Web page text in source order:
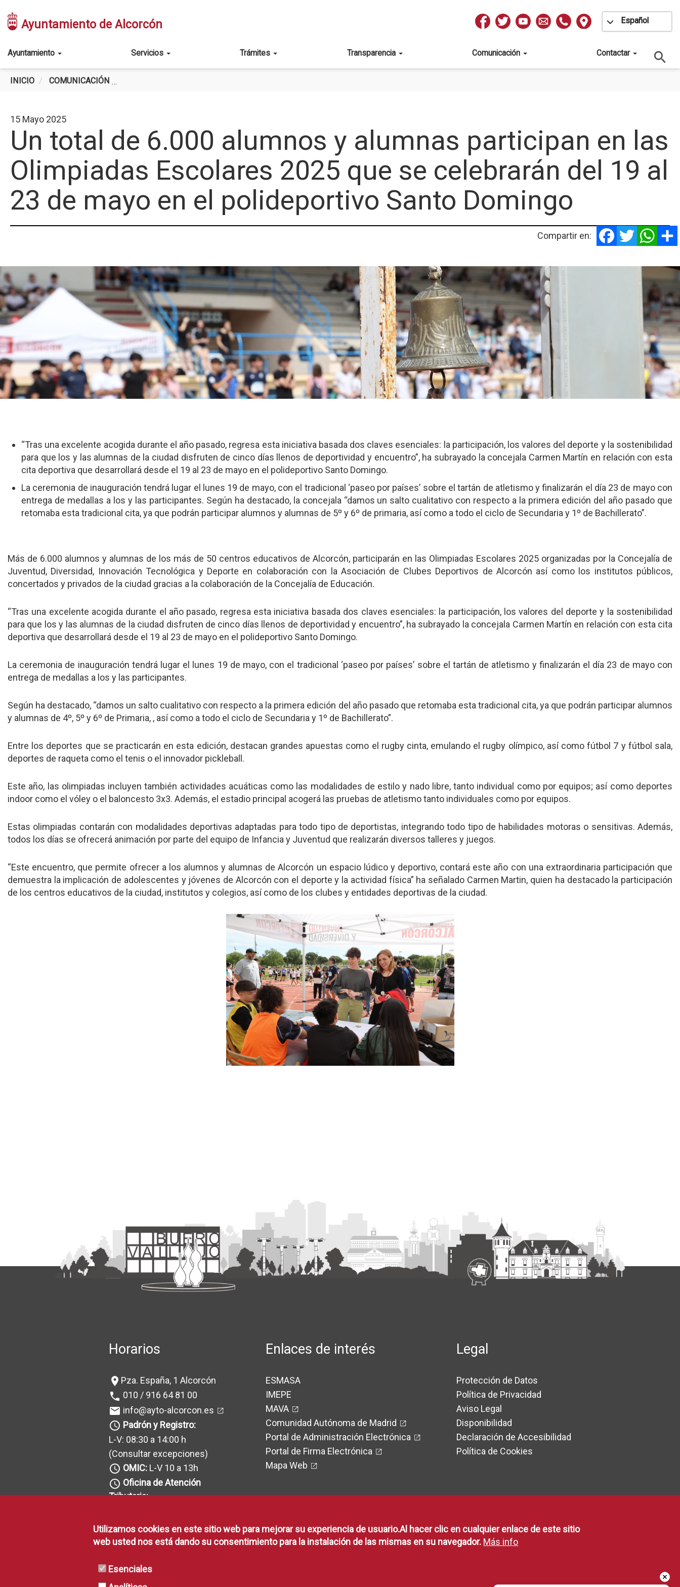
contenido
Ayuntamiento de Alcorcón
Redes
Sociales
Español
Toggle
Main
navigation
Ayuntamiento Servicios Trámites Transparencia Comunicación Contactar
INICIO COMUNICACIÓN
15 Mayo 2025
Un total de 6.000 alumnos y alumnas participan en las
Olimpiadas Escolares 2025 que se celebrarán del 19 al
23 de mayo en el polideportivo Santo Domingo
Compartir en:
Facebook
Twitter
“Tras una excelente acogida durante el año pasado, regresa esta iniciativa basada dos claves esenciales: la participación, los valores del deporte y la sostenibilidad
para que los y las alumnas de la ciudad disfruten de cinco días llenos de deportividad y encuentro”, ha subrayado la concejala Carmen Martín en relación con esta
cita deportiva que desarrollará desde el 19 al 23 de mayo en el polideportivo Santo Domingo.
La ceremonia de inauguración tendrá lugar el lunes 19 de mayo, con el tradicional ‘paseo por países’ sobre el tartán de atletismo y finalizarán el día 23 de mayo con
entrega de medallas a los y las participantes. Según ha destacado, la concejala “damos un salto cualitativo con respecto a la primera edición del año pasado que
retomaba esta tradicional cita, ya que podrán participar alumnos y alumnas de 5º y 6º de primaria, así como a todo el ciclo de Secundaria y 1º de Bachillerato”.
Más de 6.000 alumnos y alumnas de los más de 50 centros educativos de Alcorcón, participarán en las Olimpiadas Escolares 2025 organizadas por la Concejalía de
Juventud, Diversidad, Innovación Tecnológica y Deporte en colaboración con la Asociación de Clubes Deportivos de Alcorcón así como los institutos públicos,
concertados y privados de la ciudad gracias a la colaboración de la Concejalía de Educación.
“Tras una excelente acogida durante el año pasado, regresa esta iniciativa basada dos claves esenciales: la participación, los valores del deporte y la sostenibilidad
para que los y las alumnas de la ciudad disfruten de cinco días llenos de deportividad y encuentro”, ha subrayado la concejala Carmen Martín en relación con esta cita
deportiva que desarrollará desde el 19 al 23 de mayo en el polideportivo Santo Domingo.
La ceremonia de inauguración tendrá lugar el lunes 19 de mayo, con el tradicional ‘paseo por países’ sobre el tartán de atletismo y finalizarán el día 23 de mayo con
entrega de medallas a los y las participantes.
Según ha destacado, “damos un salto cualitativo con respecto a la primera edición del año pasado que retomaba esta tradicional cita, ya que podrán participar alumnos
y alumnas de 4º, 5º y 6º de Primaria, , así como a todo el ciclo de Secundaria y 1º de Bachillerato”.
Entre los deportes que se practicarán en esta edición, destacan grandes apuestas como el rugby cinta, emulando el rugby olímpico, así como fútbol 7 y fútbol sala,
deportes de raqueta como el tenis o el innovador pickleball.
Este año, las olimpiadas incluyen también actividades acuáticas como las modalidades de estilo y nado libre, tanto individual como por equipos; así como deportes
indoor como el vóley o el baloncesto 3x3. Además, el estadio principal acogerá las pruebas de atletismo tanto individuales como por equipos.
Estas olimpiadas contarán con modalidades deportivas adaptadas para todo tipo de deportistas, integrando todo tipo de habilidades motoras o sensitivas. Además,
todos los días se ofrecerá animación por parte del equipo de Infancia y Juventud que realizarán diversos talleres y juegos.
“Este encuentro, que permite ofrecer a los alumnos y alumnas de Alcorcón un espacio lúdico y deportivo, contará este año con una extraordinaria participación que
demuestra la implicación de adolescentes y jóvenes de Alcorcón con el deporte y la actividad física” ha señalado Carmen Martin, quien ha destacado la participación
de los centros educativos de la ciudad, institutos y colegios, así como de los clubes y entidades deportivas de la ciudad.
Horarios
location_on Pza. España, 1 Alcorcón
phone 010 / 916 64 81 00
mail info@ayto-alcorcon.es
query_builder Padrón y Registro:
L-V: 08:30 a 14:00 h
(Consultar excepciones)
query_builder OMIC: L-V 10 a 13h
query_builder Oficina de Atención
Tributaria:
(Consultar excepciones )
query_builderRecaudación:
(Consultar excepciones
Enlaces de interés
ESMASA
IMEPE
MAVA
Comunidad Autónoma de Madrid
Portal de Administración Electrónica
Portal de Firma Electrónica
Mapa Web
Legal
Protección de Datos
Política de Privacidad
Aviso Legal
Disponibilidad
Declaración de Accesibilidad
Política de Cookies
RSS
Utilizamos cookies en este sitio web para mejorar su experiencia de usuario.Al hacer clic en cualquier enlace de este sitio
web usted nos está dando su consentimiento para la instalación de las mismas en su navegador. Más info
Esenciales